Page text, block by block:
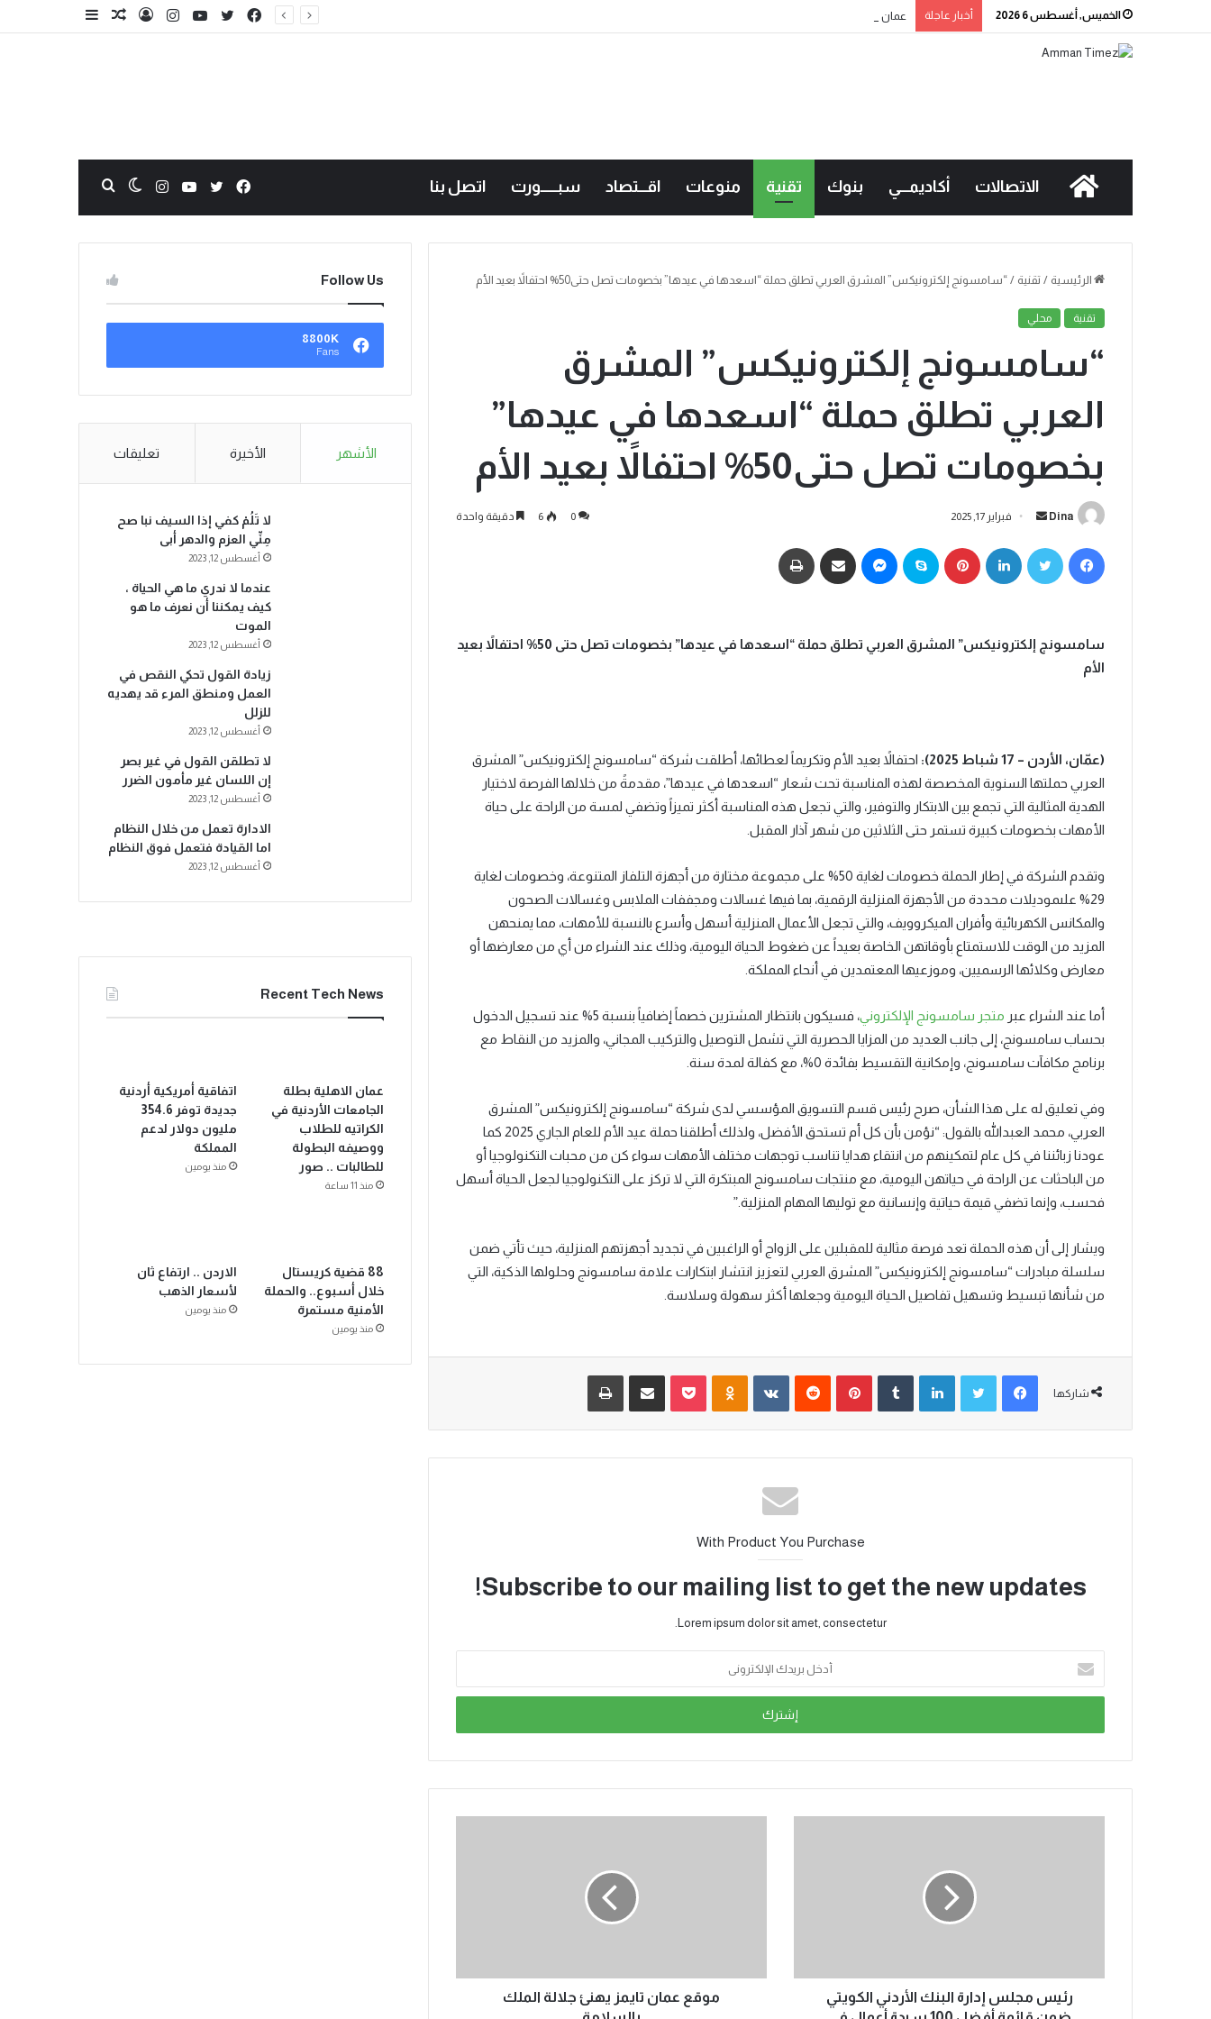
الخميس, أغسطس 6 2026 أخبار عاجلة عمان الاهلية بطلة الجامعات الأردنية في الكراتيه للطلاب ووصيفه البطولة للطالبات .. صور
الاتصالات أكاديمـــي بنوك تقنية منوعات اقـــتصاد سبــــــورت اتصل بنا
الرئيسية / تقنية / “سامسونج إلكترونيكس” المشرق العربي تطلق حملة “اسعدها في عيدها” بخصومات تصل حتى50% احتفالاً بعيد الأم
تقنية محلي
“سامسونج إلكترونيكس” المشرق
العربي تطلق حملة “اسعدها في عيدها”
بخصومات تصل حتى50% احتفالاً بعيد الأم
Dina فبراير 17, 2025 0
6 دقيقة واحدة
سامسونج إلكترونيكس” المشرق العربي تطلق حملة “اسعدها في عيدها” بخصومات تصل حتى 50%
احتفالاً بعيد
الأم
(عمّان، الأردن – 17 شباط 2025):
احتفالاً بعيد الأم وتكريماً لعطائها، أطلقت شركة “سامسونج إلكترونيكس” المشرق
العربي حملتها السنوية المخصصة لهذه المناسبة تحت شعار “اسعدها في عيدها”، مقدمةً من خلالها الفرصة لاختيار
الهدية المثالية التي تجمع بين الابتكار والتوفير، والتي تجعل هذه المناسبة أكثر تميزاً وتضفي لمسة من الراحة على حياة
الأمهات بخصومات كبيرة تستمر حتى الثلاثين من شهر آذار المقبل.
وتقدم الشركة في إطار الحملة خصومات لغاية 50% على مجموعة مختارة من أجهزة التلفاز المتنوعة، وخصومات لغاية
29% علىموديلات محددة من الأجهزة المنزلية الرقمية، بما فيها غسالات ومجففات الملابس وغسالات الصحون
والمكانس الكهربائية وأفران الميكروويف، والتي تجعل الأعمال المنزلية أسهل وأسرع بالنسبة للأمهات، مما يمنحهن
المزيد من الوقت للاستمتاع بأوقاتهن الخاصة بعيداً عن ضغوط الحياة اليومية، وذلك عند الشراء من أي من معارضها أو
معارض وكلائها الرسميين، وموزعيها المعتمدين في أنحاء المملكة.
أما عند الشراء عبر متجر سامسونج الإلكتروني
، فسيكون بانتظار المشترين خصماً إضافياً بنسبة 5% عند تسجيل الدخول
بحساب سامسونج، إلى جانب العديد من المزايا الحصرية التي تشمل التوصيل والتركيب المجاني، والمزيد من النقاط مع
برنامج مكافآت سامسونج، وإمكانية التقسيط بفائدة 0%، مع كفالة لمدة سنة.
وفي تعليق له على هذا الشأن، صرح رئيس قسم التسويق المؤسسي لدى شركة “سامسونج إلكترونيكس” المشرق
العربي، محمد العبدالله بالقول: “نؤمن بأن كل أم تستحق الأفضل، ولذلك أطلقنا حملة عيد الأم للعام الجاري 2025 كما
عودنا زبائننا في كل عام لتمكينهم من انتقاء هدايا تناسب توجهات مختلف الأمهات سواء كن من محبات التكنولوجيا أو
من الباحثات عن الراحة في حياتهن اليومية، مع منتجات سامسونج المبتكرة التي لا تركز على التكنولوجيا لجعل الحياة أسهل
فحسب، وإنما تضفي قيمة حياتية وإنسانية مع توليها المهام المنزلية.”
ويشار إلى أن هذه الحملة تعد فرصة مثالية للمقبلين على الزواج أو الراغبين في تجديد أجهزتهم المنزلية، حيث تأتي ضمن
سلسلة مبادرات “سامسونج إلكترونيكس” المشرق العربي لتعزيز انتشار ابتكارات علامة سامسونج وحلولها الذكية، التي
من شأنها تبسيط وتسهيل تفاصيل الحياة اليومية وجعلها أكثر سهولة وسلاسة.
شاركها
With Product You Purchase
Subscribe to our mailing list to get the new updates!
Lorem ipsum dolor sit amet, consectetur.
رئيس مجلس إدارة البنك الأردني الكويتي
موقع عمان تايمز يهنئ جلالة الملك
Follow Us
8800K
Fans
الأشهر الأخيرة تعليقات
لا تَلُمْ كفي إذا السيف نبا صح
مِنِّي العزم والدهر أبى
أغسطس 12, 2023
عندما لا ندري ما هي الحياة ،
كيف يمكننا أن نعرف ما هو
الموت
أغسطس 12, 2023
زيادة القول تحكي النقص في
العمل ومنطق المرء قد يهديه
للزلل
أغسطس 12, 2023
لا تطلقن القول في غير بصر
إن اللسان غير مأمون الضرر
أغسطس 12, 2023
الادارة تعمل من خلال النظام
اما القيادة فتعمل فوق النظام
أغسطس 12, 2023
Recent Tech News
عمان الاهلية بطلة
الجامعات الأردنية في
الكراتيه للطلاب
ووصيفه البطولة
للطالبات .. صور
منذ 11 ساعة
اتفاقية أمريكية أردنية
جديدة توفر 354.6
مليون دولار لدعم
المملكة
منذ يومين
88 قضية كريستال
خلال أسبوع.. والحملة
الأمنية مستمرة
منذ يومين
الاردن .. ارتفاع ثان
لأسعار الذهب
منذ يومين